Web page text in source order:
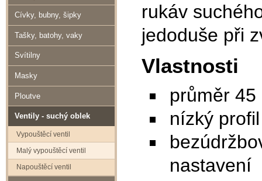
Cívky, bubny, šipky
Tašky, batohy, vaky
Svítilny
Masky
Ploutve
Ventily - suchý oblek
Vypouštěcí ventil
Malý vypouštěcí ventil
Napouštěcí ventil
rukáv
jedoduše při
Vlastnosti
průměr 45
nízký profil
nastavení